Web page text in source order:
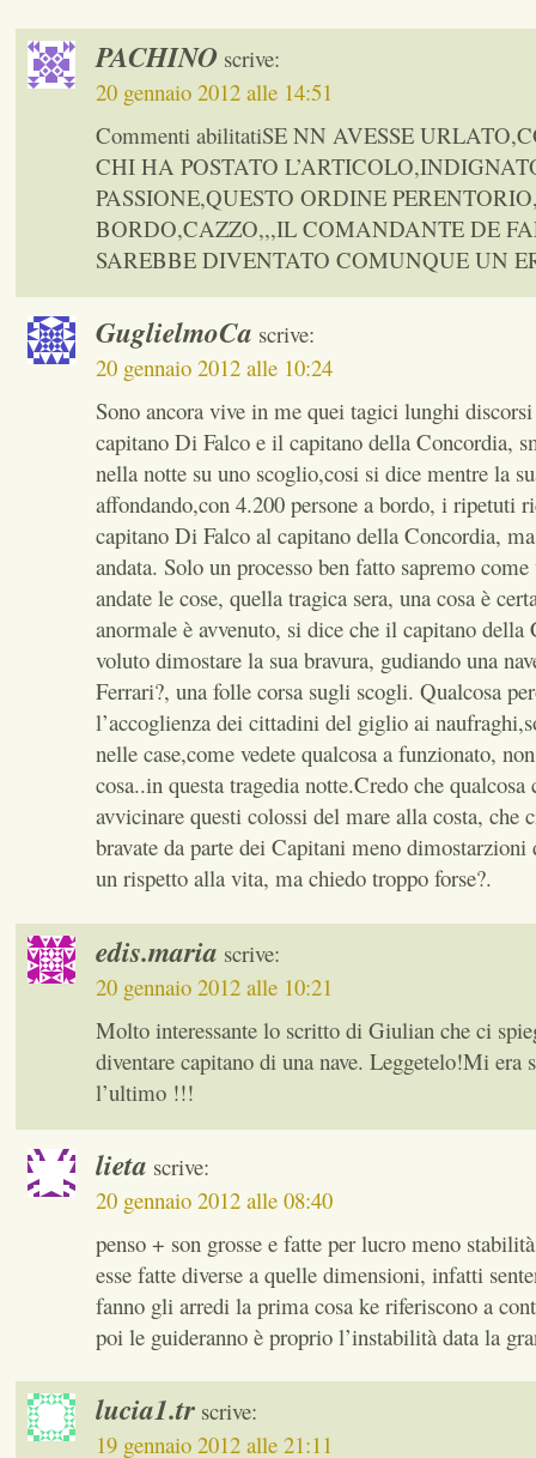
PACHINO scrive:
20 gennaio 2012 alle 14:51
Commenti abilitatiSE NN AVESSE
CHI HA POSTATO
PASSIONE,QUESTO ORDINE
BORDO,CAZZO,,,IL COMANDANTE DE
SAREBBE DIVENTATO COMUNQUE UN
GuglielmoCa scrive:
20 gennaio 2012 alle 10:24
Sono ancora vive in me quei tagici lunghi
capitano Di Falco e il capitano della Concordia,
nella notte su uno scoglio,cosi si dice mentre la
affondando,con 4.200 persone a bordo, i ripetuti
capitano Di Falco al capitano della Concordia,
andata. Solo un processo ben fatto sapremo come
andate le cose, quella tragica sera, una cosa è
anormale è avvenuto, si dice che il capitano della
voluto dimostare la sua bravura, gudiando una
Ferrari?, una folle corsa sugli scogli. Qualcosa
l’accoglienza dei cittadini del giglio ai
nelle case,come vedete qualcosa a funzionato,
cosa..in questa tragedia notte.Credo che
avvicinare questi colossi del mare alla costa, che
bravate da parte dei Capitani meno
un rispetto alla vita, ma chiedo troppo forse?.
edis.maria scrive:
20 gennaio 2012 alle 10:21
Molto interessante lo scritto di Giulian che ci
diventare capitano di una nave. Leggetelo!Mi era
l’ultimo !!!
lieta scrive:
20 gennaio 2012 alle 08:40
penso + son grosse e fatte per lucro meno
esse fatte diverse a quelle dimensioni, infatti
fanno gli arredi la prima cosa ke riferiscono a
poi le guideranno è proprio l’instabilità data la
lucia1.tr scrive:
19 gennaio 2012 alle 21:11